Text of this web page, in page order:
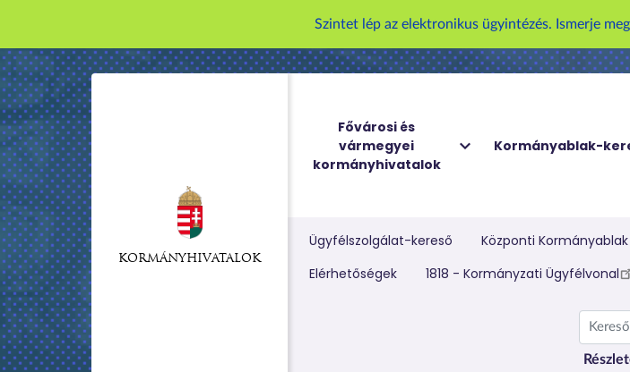
r
t
a
o
r
a
Szintet lép az elektronikus ügyintézés. Ismerje
KORMÁNYHIVATALOK
Fővárosi és
vármegyei
kormányhivatalok
Kormányablak-
Kereső melletti menü
Ügyfélszolgálat-kereső Központi Kormányablak
Elérhetőségek
1818 - Kormányzati Ügyfélvonal
Kereső